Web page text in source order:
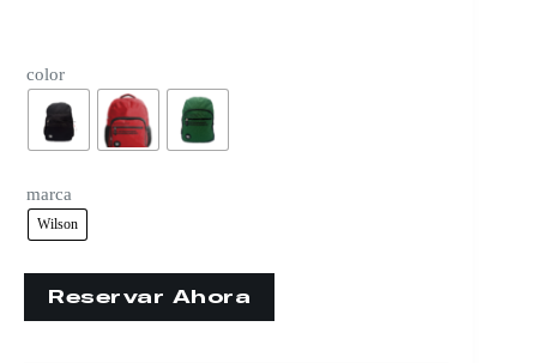
color
marca
Wilson